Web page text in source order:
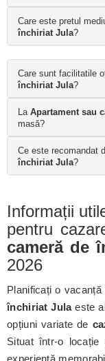
Care este pretul
închiriat Jula?
Care sunt facilitatile
închiriat Jula?
La Apartament sau
masă?
Ce este recomandat
închiriat Jula?
Informații
pentru
cameră de
2026
Planificați o vacanță
închiriat Julaeste
opțiuni variate de
Situat într-o locație
experiență